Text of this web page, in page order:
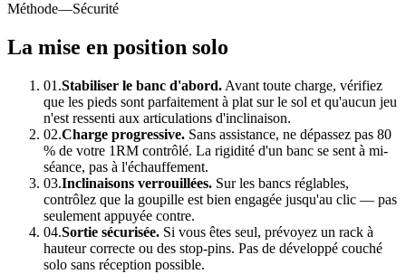
Méthode—Sécurité
La mise en position solo
01.Stabiliser le banc d'abord. Avant toute charge, vérifiez
que les pieds sont parfaitement à plat sur le sol et qu'aucun jeu
n'est ressenti aux articulations d'inclinaison.
02.Charge progressive. Sans assistance, ne dépassez pas 80
% de votre 1RM contrôlé. La rigidité d'un banc se sent à mi-
séance, pas à l'échauffement.
03.Inclinaisons verrouillées. Sur les bancs réglables,
contrôlez que la goupille est bien engagée jusqu'au clic — pas
seulement appuyée contre.
04.Sortie sécurisée. Si vous êtes seul, prévoyez un rack à
hauteur correcte ou des stop-pins. Pas de développé couché
solo sans réception possible.